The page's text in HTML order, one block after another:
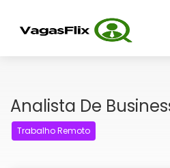
Analista De
Trabalho Remoto